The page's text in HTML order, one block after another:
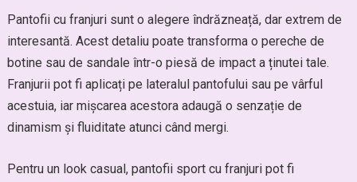
Pantofii cu franjuri sunt o alegere îndrăzneață, dar extrem de
interesantă. Acest detaliu poate transforma o pereche de
botine sau de sandale într-o piesă de impact a ținutei tale.
Franjurii pot fi aplicați pe lateralul pantofului sau pe vârful
acestuia, iar mișcarea acestora adaugă o senzație de
dinamism și fluiditate atunci când mergi.
Pentru un look casual, pantofii sport cu franjuri pot fi